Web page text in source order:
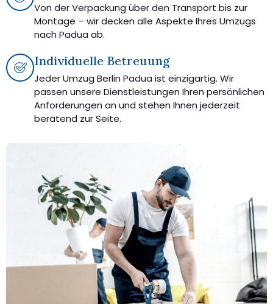
Von der Verpackung über den Transport bis zur
Montage – wir decken alle Aspekte Ihres Umzugs
nach Padua ab.
Individuelle Betreuung
Jeder Umzug Berlin Padua ist einzigartig. Wir
passen unsere Dienstleistungen Ihren persönlichen
Anforderungen an und stehen Ihnen jederzeit
beratend zur Seite.